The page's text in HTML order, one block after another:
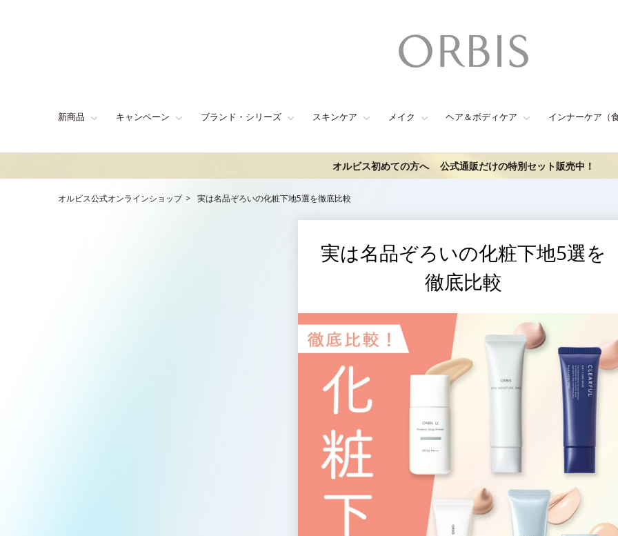
新商品 キャンペーン ブランド・シリーズ スキンケア メイク ヘア＆ボディケア インナーケア（
オルビス初めての方へ 公式通販だけの特別セット販売中！
オルビス公式オンラインショップ 実は名品ぞろいの化粧下地5選を徹底比較
実は名品ぞろいの化粧下地5選を
徹底比較